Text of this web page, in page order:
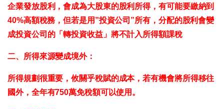
企業發放股利，會成為大股東的股利所得，有可能要繳納到
40%高額稅務，但若是用”投資公司”所有，分配的股利會變
成投資公司的「轉投資收益」將不計入所得額課稅
二、所得來源變成境外：
所得規劃很重要，攸關乎稅賦的成本，若有機會將所得移往
國外，全年有750萬免稅額可以使用。